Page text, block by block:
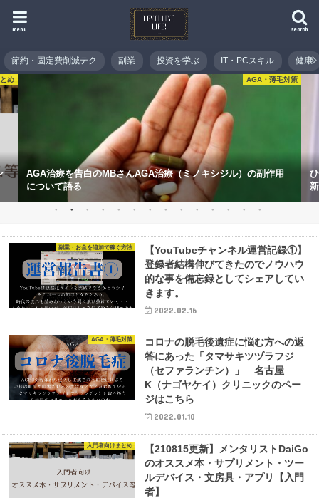
search
menu
節約・固定費削減テク 副業 投資を学ぶ IT・PCスキル 健康
め AGA・薄毛対策
AGA治療を告白のMBさんAGA治療（ミノキシジル）の副作用
について語る
副業・お金を追加で稼ぐ方法
【YouTubeチャンネル運営記録①】
登録者結構伸びてきたのでノウハウ
的な事を備忘録としてシェアしてい
きます。
2022.02.16
AGA・薄毛対策
コロナの脱毛後遺症に悩む方への返
答にあった「タマサキツヅラフジ
（セファランチン）」 名古屋
K（ナゴヤケイ）クリニックのペー
ジはこちら
2022.01.10
入門者向けまとめ
【210815更新】メンタリストDaiGo
のオススメ本・サプリメント・ツー
ルデバイス・文房具・アプリ【入門
者】